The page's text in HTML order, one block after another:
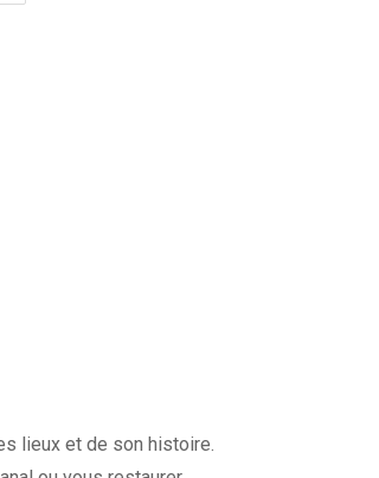
lieux et de son histoire.